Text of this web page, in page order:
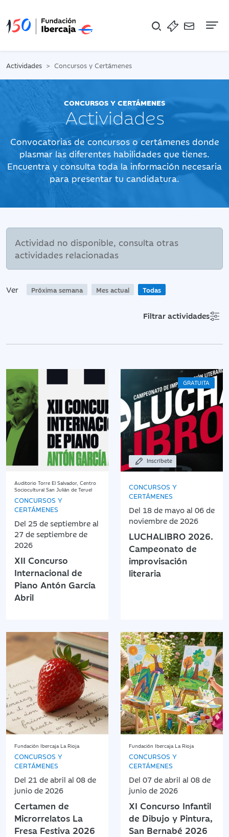
Actividades Concursos y Certámenes
CONCURSOS Y CERTÁMENES
Actividades
Convocatorias de concursos o certámenes donde
plasmar las diferentes habilidades que tienes.
Encuentra y consulta toda la información necesaria
para presentar tu candidatura.
Actividad no disponible, consulta otras
actividades relacionadas
Ver Próxima semana Mes actual Todas
Filtrar actividades
Auditorio Torre El Salvador, Centro
Sociocultural San Julián de Teruel
CONCURSOS Y
CERTÁMENES
Del 25 de septiembre al
27 de septiembre de
2026
XII Concurso
Internacional de
Piano Antón García
Abril
GRATUITA
Inscríbete
CONCURSOS Y
CERTÁMENES
Del 18 de mayo al 06 de
noviembre de 2026
LUCHALIBRO 2026.
Campeonato de
improvisación
literaria
Fundación Ibercaja La Rioja
CONCURSOS Y
CERTÁMENES
Del 21 de abril al 08 de
junio de 2026
Certamen de
Microrrelatos La
Fresa Festiva 2026
Fundación Ibercaja La Rioja
CONCURSOS Y
CERTÁMENES
Del 07 de abril al 08 de
junio de 2026
XI Concurso Infantil
de Dibujo y Pintura,
San Bernabé 2026